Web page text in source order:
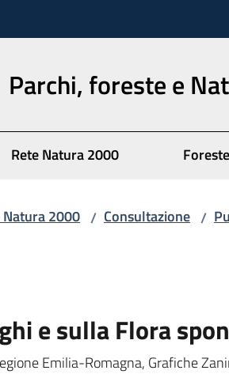
Parchi, foreste e
Rete Natura 2000 Foreste
2000 / Consultazione /
e sulla Flora
Emilia-Romagna, Grafiche